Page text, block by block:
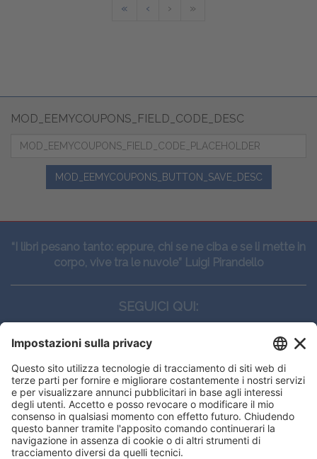
« ‹ › »
MOD_EEMYCOUPONS_FIELD_CODE_DESC
MOD_EEMYCOUPONS_BUTTON_SAVE_DESC
“I libri pesano tanto: eppure, chi se ne ciba e se li mette in
corpo, vive tra le nuvole” Luigi Pirandello
SEGUICI QUI:
CONTATTI
Edi.Ermes srl
Viale E. Forlanini, 21 - 20134, Milano
(+39)027021121
E-mail:eeinfo@eenet.it